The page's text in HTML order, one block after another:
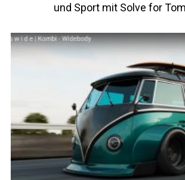
und Sport mit Solve for